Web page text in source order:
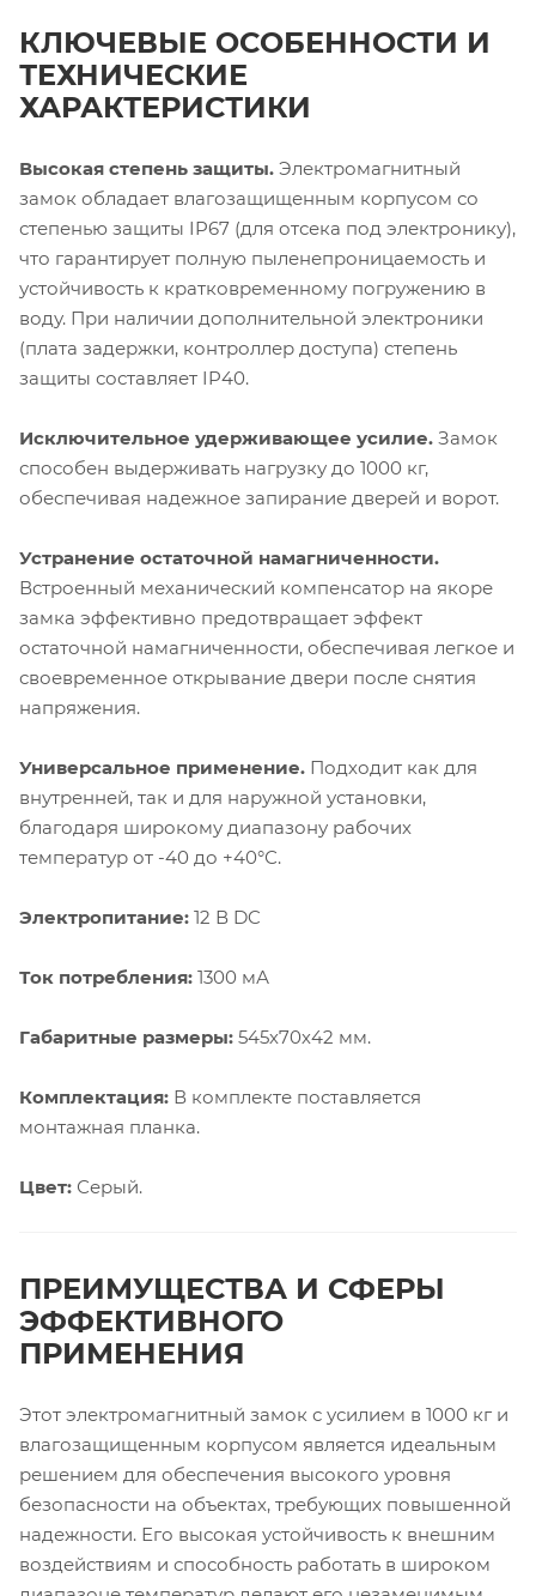
КЛЮЧЕВЫЕ ОСОБЕННОСТИ И
ТЕХНИЧЕСКИЕ
ХАРАКТЕРИСТИКИ
Высокая степень защиты. Электромагнитный
замок обладает влагозащищенным корпусом со
степенью защиты IP67 (для отсека под электронику),
что гарантирует полную пыленепроницаемость и
устойчивость к кратковременному погружению в
воду. При наличии дополнительной электроники
(плата задержки, контроллер доступа) степень
защиты составляет IP40.
Исключительное удерживающее усилие. Замок
способен выдерживать нагрузку до 1000 кг,
обеспечивая надежное запирание дверей и ворот.
Устранение остаточной намагниченности.
Встроенный механический компенсатор на якоре
замка эффективно предотвращает эффект
остаточной намагниченности, обеспечивая легкое и
своевременное открывание двери после снятия
напряжения.
Универсальное применение. Подходит как для
внутренней, так и для наружной установки,
благодаря широкому диапазону рабочих
температур от -40 до +40°С.
Электропитание: 12 В DC
Ток потребления: 1300 мА
Габаритные размеры: 545х70х42 мм.
Комплектация: В комплекте поставляется
монтажная планка.
Цвет: Серый.
ПРЕИМУЩЕСТВА И СФЕРЫ
ЭФФЕКТИВНОГО
ПРИМЕНЕНИЯ
Этот электромагнитный замок с усилием в 1000 кг и
влагозащищенным корпусом является идеальным
решением для обеспечения высокого уровня
безопасности на объектах, требующих повышенной
надежности. Его высокая устойчивость к внешним
воздействиям и способность работать в широком